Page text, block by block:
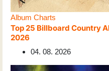
Album Charts
Top 25 Billboard Country
2026
04. 08. 2026